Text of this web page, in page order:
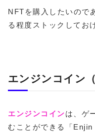
NFTを購入したいので
る程度ストックしてお
エンジンコイン（
エンジンコインは、ゲ
むことができる「